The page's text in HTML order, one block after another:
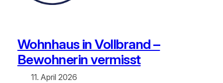
Wohnhaus in Vollbrand –
Bewohnerin vermisst
11. April 2026